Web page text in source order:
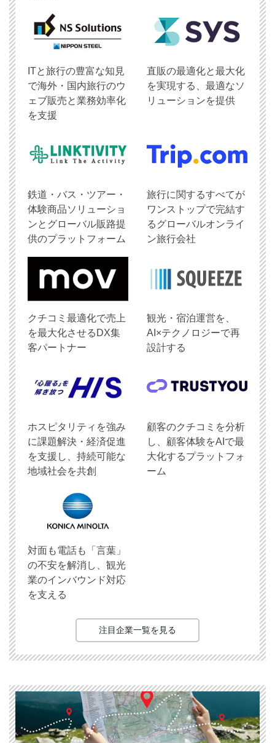
ITと旅行の豊富な知見
で海外・国内旅行のウ
ェブ販売と業務効率化
を支援
直販の最適化と最大化
を実現する、最適なソ
リューションを提供
鉄道・バス・ツアー・
体験商品ソリューショ
ンとグローバル販路提
供のプラットフォーム
旅行に関するすべてが
ワンストップで完結す
るグローバルオンライ
ン旅行会社
クチコミ最適化で売上
を最大化させるDX集
客パートナー
観光・宿泊運営を、
AI×テクノロジーで再
設計する
ホスピタリティを強み
に課題解決・経済促進
を支援し、持続可能な
地域社会を共創
顧客のクチコミを分析
し、顧客体験をAIで最
大化するプラットフォ
ーム
対面も電話も「言葉」
の不安を解消し、観光
業のインバウンド対応
を支える
注目企業一覧を見る